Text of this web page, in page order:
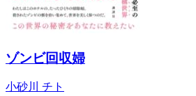
ゾンビ回収婦
小砂川 チト